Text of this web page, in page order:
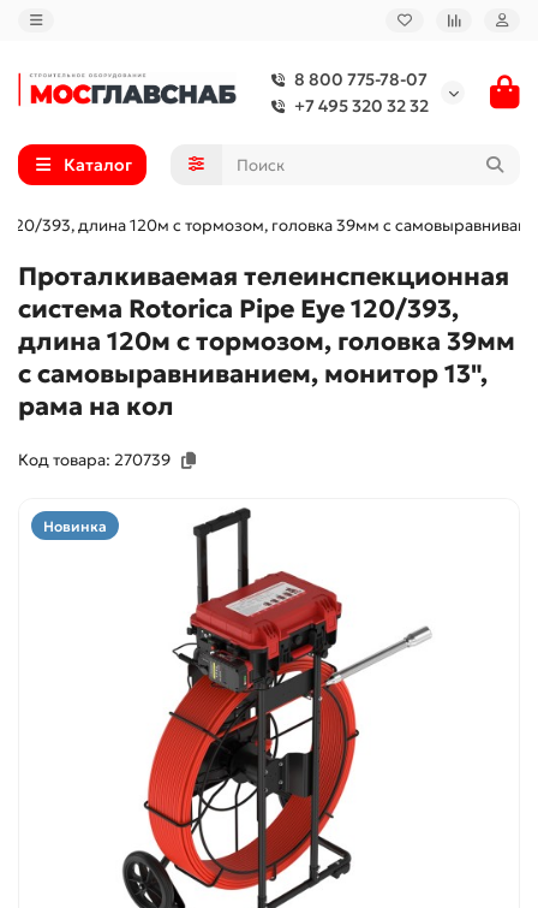
8 800 775-78-07
+7 495 320 32 32
Каталог
393, длина 120м с тормозом, головка 39мм с
Проталкиваемая телеинспекционная
система Rotorica Pipe Еуе 120/393,
длина 120м с тормозом, головка 39мм
с самовыравниванием, монитор 13",
рама на кол
Код товара: 270739
Новинка